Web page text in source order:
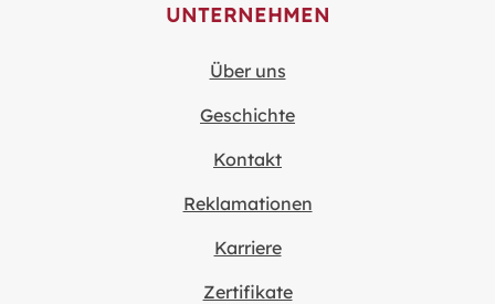
UNTERNEHMEN
Über uns
Geschichte
Kontakt
Reklamationen
Karriere
Zertifikate